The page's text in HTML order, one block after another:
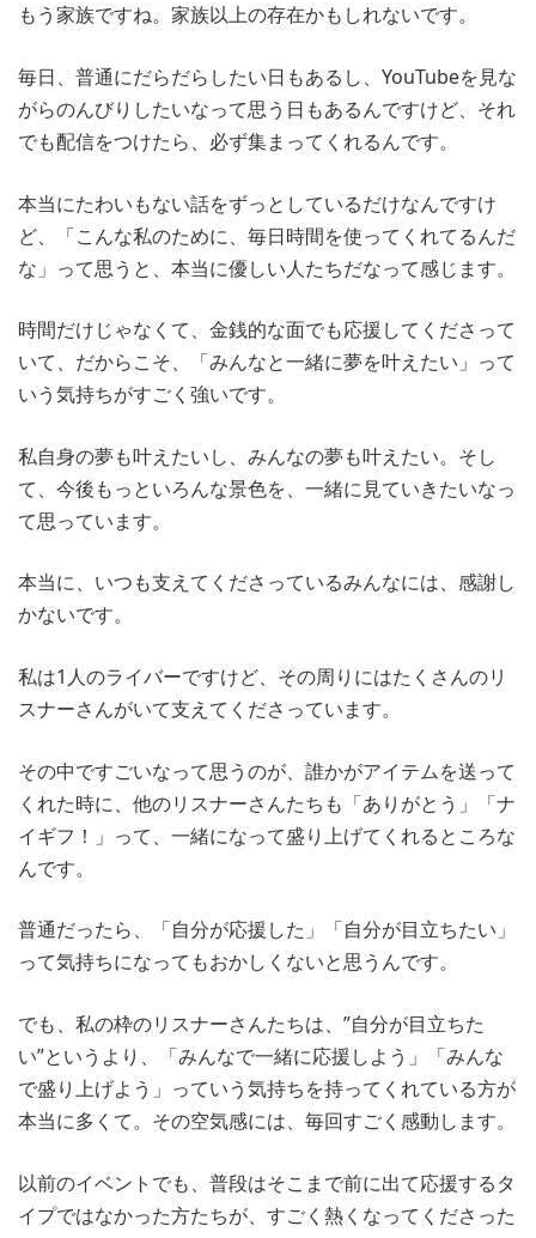
もう家族ですね。家族以上の存在かもしれないです。
毎日、普通にだらだらしたい日もあるし、YouTubeを見な
がらのんびりしたいなって思う日もあるんですけど、それ
でも配信をつけたら、必ず集まってくれるんです。
本当にたわいもない話をずっとしているだけなんですけ
ど、「こんな私のために、毎日時間を使ってくれてるんだ
な」って思うと、本当に優しい人たちだなって感じます。
時間だけじゃなくて、金銭的な面でも応援してくださって
いて、だからこそ、「みんなと一緒に夢を叶えたい」って
いう気持ちがすごく強いです。
私自身の夢も叶えたいし、みんなの夢も叶えたい。そし
て、今後もっといろんな景色を、一緒に見ていきたいなっ
て思っています。
本当に、いつも支えてくださっているみんなには、感謝し
かないです。
私は1人のライバーですけど、その周りにはたくさんのリ
スナーさんがいて支えてくださっています。
その中ですごいなって思うのが、誰かがアイテムを送って
くれた時に、他のリスナーさんたちも「ありがとう」「ナ
イギフ！」って、一緒になって盛り上げてくれるところな
んです。
普通だったら、「自分が応援した」「自分が目立ちたい」
って気持ちになってもおかしくないと思うんです。
でも、私の枠のリスナーさんたちは、”自分が目立ちた
い”というより、「みんなで一緒に応援しよう」「みんな
で盛り上げよう」っていう気持ちを持ってくれている方が
本当に多くて。その空気感には、毎回すごく感動します。
以前のイベントでも、普段はそこまで前に出て応援するタ
イプではなかった方たちが、すごく熱くなってくださった